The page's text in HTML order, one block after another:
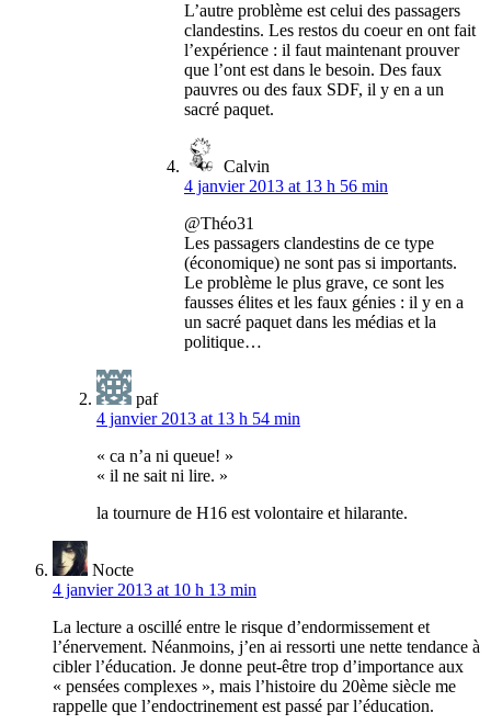
L’autre problème est celui des passagers
clandestins. Les restos du coeur en ont fait
l’expérience : il faut maintenant prouver
que l’ont est dans le besoin. Des faux
pauvres ou des faux SDF, il y en a un
sacré paquet.
Calvin
4 janvier 2013 at 13 h 56 min
@Théo31
Les passagers clandestins de ce type
(économique) ne sont pas si importants.
Le problème le plus grave, ce sont les
fausses élites et les faux génies : il y en a
un sacré paquet dans les médias et la
politique…
paf
4 janvier 2013 at 13 h 54 min
« ca n’a ni queue! »
« il ne sait ni lire. »
la tournure de H16 est volontaire et hilarante.
Nocte
4 janvier 2013 at 10 h 13 min
La lecture a oscillé entre le risque d’endormissement et
l’énervement. Néanmoins, j’en ai ressorti une nette tendance à
cibler l’éducation. Je donne peut-être trop d’importance aux
« pensées complexes », mais l’histoire du 20ème siècle me
rappelle que l’endoctrinement est passé par l’éducation.